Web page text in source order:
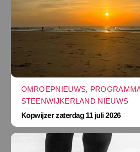
OMROEPNIEUWS,
STEENWIJKERLAND NIEUWS
Kopwijzer zaterdag 11 juli 2026